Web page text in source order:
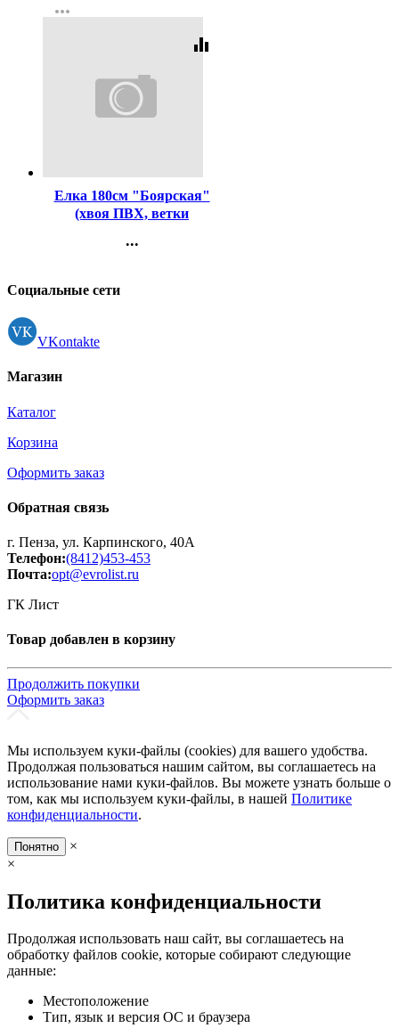
Регистрация
more_horiz
equalizer
Елка 180см "Боярская"
(хвоя ПВХ, ветки
металл.) арт.ЕБР 18
...
Регистрация
Социальные сети
VKontakte
Магазин
Каталог
Корзина
Оформить заказ
Обратная связь
г. Пенза, ул. Карпинского, 40А
Телефон:(8412)453-453
Почта:opt@evrolist.ru
ГК Лист
Товар добавлен в корзину
Продолжить покупки
Оформить заказ
Мы используем куки-файлы (cookies) для вашего удобства.
Продолжая пользоваться нашим сайтом, вы соглашаетесь на
использование нами куки-файлов. Вы можете узнать больше о
том, как мы используем куки-файлы, в нашей Политике
конфиденциальности.
Понятно
×
×
Политика конфиденциальности
Продолжая использовать наш сайт, вы соглашаетесь на
обработку файлов cookie, которые собирают следующие
данные:
Местоположение
Тип, язык и версия ОС и браузера